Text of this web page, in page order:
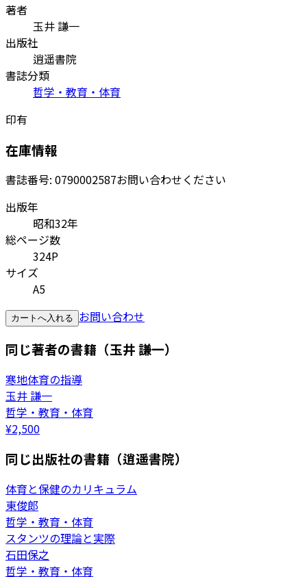
著者
玉井 謙一
出版社
逍遥書院
書誌分類
哲学・教育・体育
印有
在庫情報
書誌番号: 0790002587お問い合わせください
出版年
昭和32年
総ページ数
324P
サイズ
A5
カートへ入れる お問い合わせ
同じ著者の書籍（玉井 謙一）
寒地体育の指導
玉井 謙一
哲学・教育・体育
¥2,500
同じ出版社の書籍（逍遥書院）
体育と保健のカリキュラム
東俊郎
哲学・教育・体育
スタンツの理論と実際
石田保之
哲学・教育・体育